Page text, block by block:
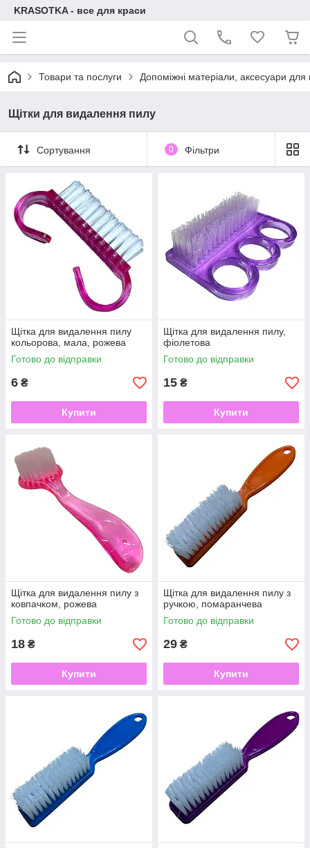
KRASOTKA - все для краси
Товари та послуги Допоміжні матеріали, аксесуари для
Щітки для видалення пилу
Сортування 0 Фільтри
Щітка для видалення пилу
кольорова, мала, рожева
Готово до відправки
6 ₴
Купити
Щітка для видалення пилу,
фіолетова
Готово до відправки
15 ₴
Купити
Щітка для видалення пилу з
ковпачком, рожева
Готово до відправки
18 ₴
Купити
Щітка для видалення пилу з
ручкою, помаранчева
Готово до відправки
29 ₴
Купити